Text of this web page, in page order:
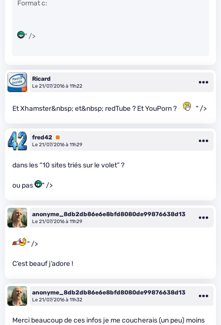
Format c:
" />
Ricard
Le 21/07/2016 à 11h22
Et Xhamster&nbsp; et&nbsp; redTube ? Et YouPorn ? " />
fred42 Premium
Le 21/07/2016 à 11h29
dans les “10 sites triés sur le volet” ?
ou pas " />
anonyme_8db2db86e6e8bfd8080de99876638d13
Le 21/07/2016 à 11h29
" />
C’est beauf j’adore !
anonyme_8db2db86e6e8bfd8080de99876638d13
Le 21/07/2016 à 11h32
Merci beaucoup de ces infos je me coucherais (un peu) moins